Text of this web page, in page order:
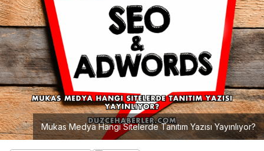
Mukas Medya Hangi Sitelerde Tanıtım Yazısı Yayınlıyor?